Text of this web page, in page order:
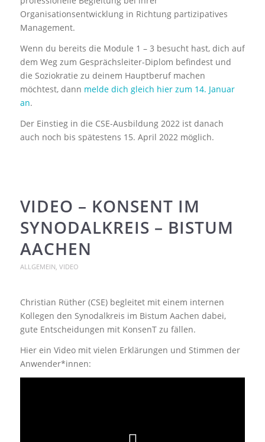
Organisationsentwicklung in Richtung partizipatives
Management.
Wenn du bereits die Module 1 – 3 besucht hast, dich auf
dem Weg zum Gesprächsleiter-Diplom befindest und
die Soziokratie zu deinem Hauptberuf machen
möchtest, dann melde dich gleich hier zum 14. Januar
an.
Der Einstieg in die CSE-Ausbildung 2022 ist danach
auch noch bis spätestens 15. April 2022 möglich.
VIDEO – KONSENT IM
SYNODALKREIS – BISTUM
AACHEN
ALLGEMEIN VIDEO
Christian Rüther (CSE) begleitet mit einem internen
Kollegen den Synodalkreis im Bistum Aachen dabei,
gute Entscheidungen mit KonsenT zu fällen.
Hier ein Video mit vielen Erklärungen und Stimmen der
Anwender*innen: